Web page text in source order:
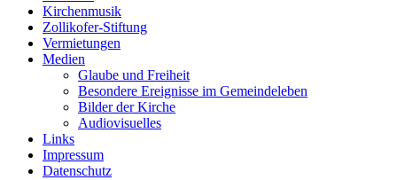
Kirchenmusik
Zollikofer-Stiftung
Vermietungen
Medien
Glaube und Freiheit
Besondere Ereignisse im Gemeindeleben
Bilder der Kirche
Audiovisuelles
Links
Impressum
Datenschutz